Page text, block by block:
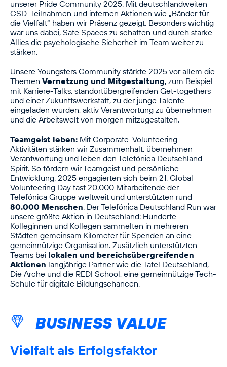
unserer Pride Community 2025. Mit deutschlandweiten
CSD-Teilnahmen und internen Aktionen wie „Bänder für
die Vielfalt“ haben wir Präsenz gezeigt. Besonders wichtig
war uns dabei, Safe Spaces zu schaffen und durch starke
Allies die psychologische Sicherheit im Team weiter zu
stärken.
Unsere Youngsters Community stärkte 2025 vor allem die
Themen Vernetzung und Mitgestaltung, zum Beispiel
mit Karriere-Talks, standortübergreifenden Get-togethers
und einer Zukunftswerkstatt, zu der junge Talente
eingeladen wurden, aktiv Verantwortung zu übernehmen
und die Arbeitswelt von morgen mitzugestalten.
Teamgeist leben: Mit Corporate-Volunteering-
Aktivitäten stärken wir Zusammenhalt, übernehmen
Verantwortung und leben den Telefónica Deutschland
Spirit. So fördern wir Teamgeist und persönliche
Entwicklung. 2025 engagierten sich beim 21. Global
Volunteering Day fast 20.000 Mitarbeitende der
Telefónica Gruppe weltweit und unterstützten rund
80.000 Menschen. Der Telefónica Deutschland Run war
unsere größte Aktion in Deutschland: Hunderte
Kolleginnen und Kollegen sammelten in mehreren
Städten gemeinsam Kilometer für Spenden an eine
gemeinnützige Organisation. Zusätzlich unterstützten
Teams bei lokalen und bereichsübergreifenden
Aktionen langjährige Partner wie die Tafel Deutschland,
Die Arche und die REDI School, eine gemeinnützige Tech-
Schule für digitale Bildungschancen.
BUSINESS VALUE
Vielfalt als Erfolgsfaktor